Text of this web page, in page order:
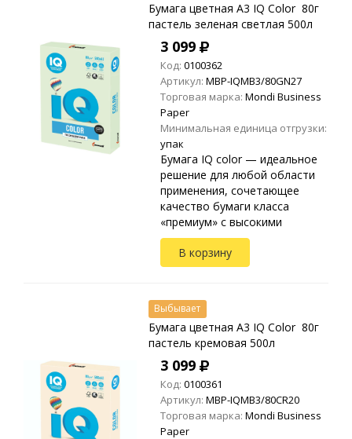
Бумага цветная A3 IQ Color 80г
пастель зеленая светлая 500л
3 099
Код: 0100362
Артикул: MBP-IQMB3/80GN27
Торговая марка: Mondi Business
Paper
Минимальная единица отгрузки:
упак
Бумага IQ color — идеальное
решение для любой области
применения, сочетающее
качество бумаги класса
«премиум» с высокими
эстетическими требованиями.
IQ color предлагает
впечатляющую однородность
В корзину
Выбывает
Бумага цветная A3 IQ Color 80г
пастель кремовая 500л
3 099
Код: 0100361
Артикул: MBP-IQMB3/80CR20
Торговая марка: Mondi Business
Paper